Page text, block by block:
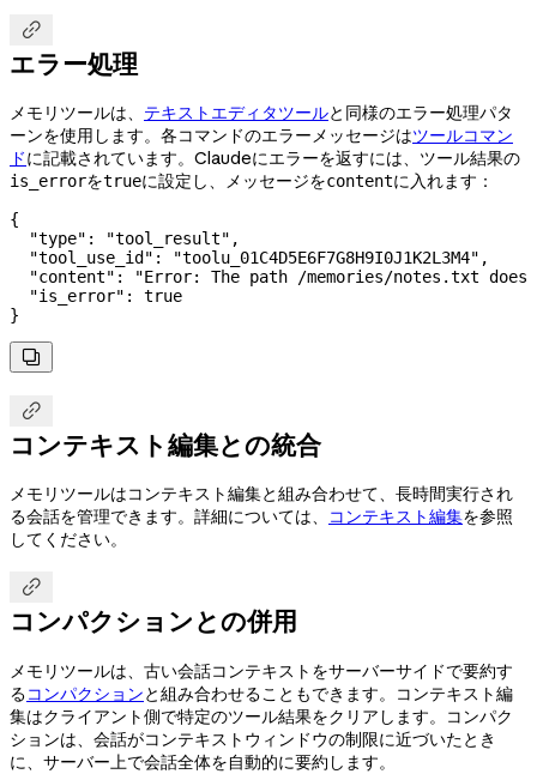

エラー処理
メモリツールは、 テキストエディタツールと同様のエラー処理パタ
ーンを使用します。各コマンドのエラーメッセージはツールコマン
ドに記載されています。Claudeにエラーを返すには、ツール結果の
is_errorをtrueに設定し、メッセージをcontentに入れます：
{
  "type"
: "tool_result" ,
  "tool_use_id"
: "toolu_01C4D5E6F7G8H9I0J1K2L3M4" ,
  "content"
:
"Error: The path /memories/notes.txt
  "is_error"
: true
}


コンテキスト編集との統合
メモリツールはコンテキスト編集と組み合わせて、長時間実行され
る会話を管理できます。詳細については、
コンテキスト編集を参照
してください。

コンパクションとの併用
メモリツールは、古い会話コンテキストをサーバーサイドで要約す
るコンパクションと組み合わせることもできます。コンテキスト編
集はクライアント側で特定のツール結果をクリアします。コンパク
ションは、会話がコンテキストウィンドウの制限に近づいたとき
に、サーバー上で会話全体を自動的に要約します。